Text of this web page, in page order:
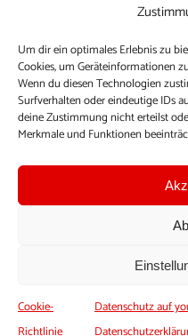
Um dir ein optimales Erlebnis zu
Cookies, um Geräteinformationen
Wenn du diesen Technologien
Surfverhalten oder eindeutige IDs
deine Zustimmung nicht erteilst
Merkmale und Funktionen
Cookie-
Richtlinie
Datenschutz auf
Mach mit bei
youpod.de lebt von
journalistische Erfahrung,
veröffentliche deine Beiträge
dich anmelden, um alle
Profil anzulegen, eigene